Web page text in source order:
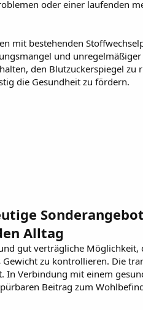
oder einer laufenden
mit bestehenden
und
den Blutzuckerspiegel
die Gesundheit zu fördern.
Alltag
gut verträgliche Möglichkeit,
zu kontrollieren. Die
Verbindung mit einem
Beitrag zum